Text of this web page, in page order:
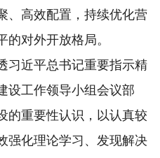
、高效配置，持续优化营
对外开放格局。
近平总书记重要指示精
设工作领导小组会议部
的重要性认识，以认真较
强化理论学习、发现解决